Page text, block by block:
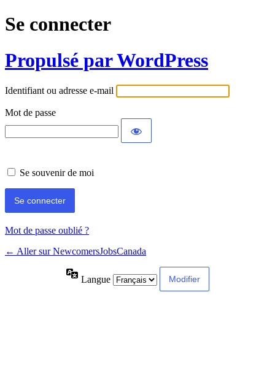
Se connecter
Propulsé par WordPress
Identifiant ou adresse e-mail
Mot de passe
Se souvenir de moi
Mot de passe oublié ?
← Aller sur NewcomersJobsCanada
Langue